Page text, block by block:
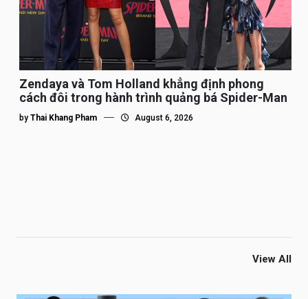
Zendaya và Tom Holland khẳng định phong
cách đôi trong hành trình quảng bá Spider-Man
by Thai Khang Pham August 6, 2026
View All